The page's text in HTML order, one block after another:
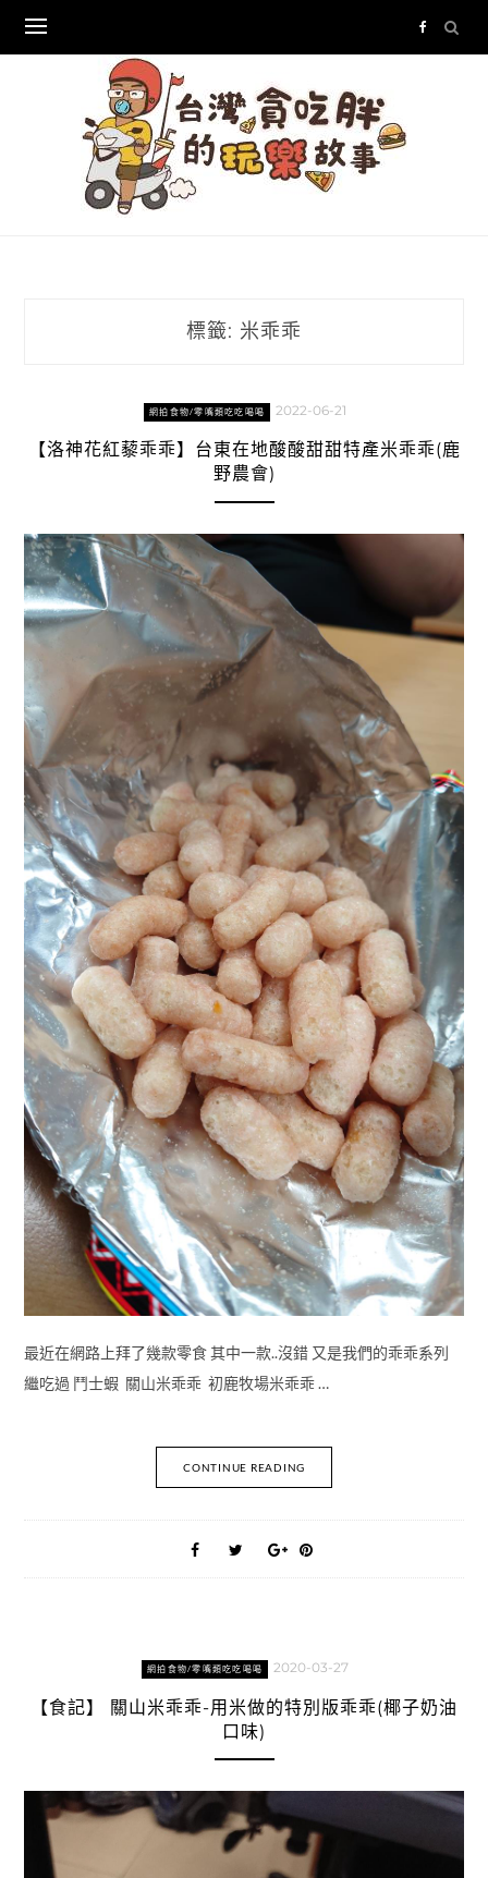
content
標籤: 米乖乖
網拍食物/零嘴類吃吃喝喝 2022-06-21
【洛神花紅藜乖乖】台東在地酸酸甜甜特產米乖乖(鹿
野農會)
最近在網路上拜了幾款零食 其中一款..沒錯 又是我們的乖乖系列
繼吃過 鬥士蝦 關山米乖乖 初鹿牧場米乖乖 …
CONTINUE READING
網拍食物/零嘴類吃吃喝喝 2020-03-27
【食記】 關山米乖乖-用米做的特別版乖乖(椰子奶油
口味)